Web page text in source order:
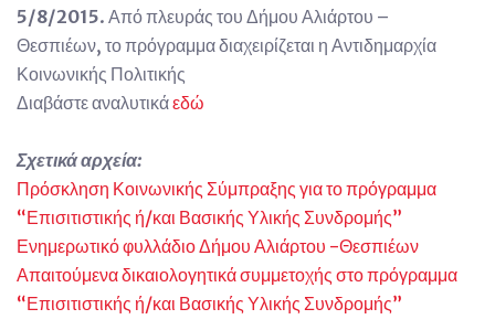
5/8/2015. Από πλευράς του Δήμου Αλιάρτου –
Θεσπιέων, το πρόγραμμα διαχειρίζεται η Αντιδημαρχία
Κοινωνικής Πολιτικής
Διαβάστε αναλυτικάεδώ
Σχετικά αρχεία:
Πρόσκληση Κοινωνικής Σύμπραξης για το πρόγραμμα
“Επισιτιστικής ή/και Βασικής Υλικής Συνδρομής”
Ενημερωτικό φυλλάδιο Δήμου Αλιάρτου -Θεσπιέων
Απαιτούμενα δικαιολογητικά συμμετοχής στο πρόγραμμα
“Επισιτιστικής ή/και Βασικής Υλικής Συνδρομής”